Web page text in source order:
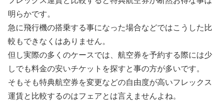
明らかです。
急に飛行機の搭乗する事になった場合などではこうした比
較もできなくはありません。
但し実際の多くのケースでは、航空券を予約する際には少
しでも料金の安いチケットを探すと事の方が多いです。
そもそも特典航空券を変更などの自由度が高いフレックス
運賃と比較するのはフェアとは言えませんよね。